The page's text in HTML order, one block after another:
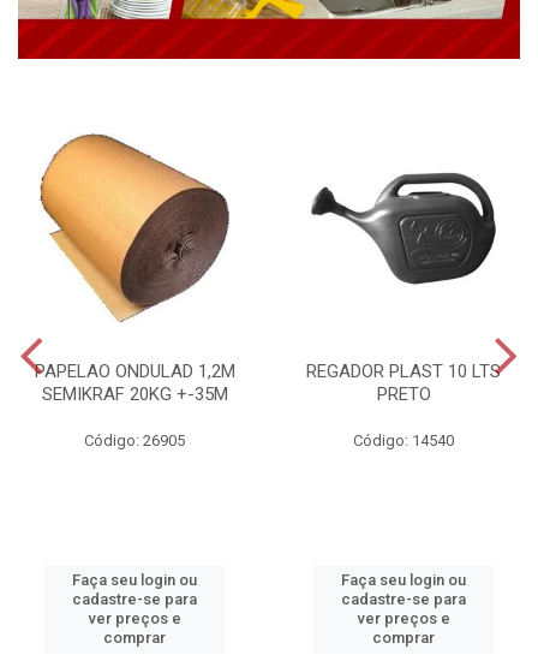
PAPELAO ONDULAD 1,2M
SEMIKRAF 20KG +-35M
Código: 26905
Faça seu login ou
cadastre-se para
ver preços e
comprar
REGADOR PLAST 10 LTS
PRETO
Código: 14540
Faça seu login ou
cadastre-se para
ver preços e
comprar